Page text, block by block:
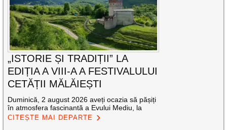
„ISTORIE ȘI TRADIȚII” LA
EDIȚIA A VIII-A A FESTIVALULUI
CETĂȚII MĂLĂIEȘTI
Duminică, 2 august 2026 aveți ocazia să pășiți
în atmosfera fascinantă a Evului Mediu, la
CITEȘTE MAI DEPARTE